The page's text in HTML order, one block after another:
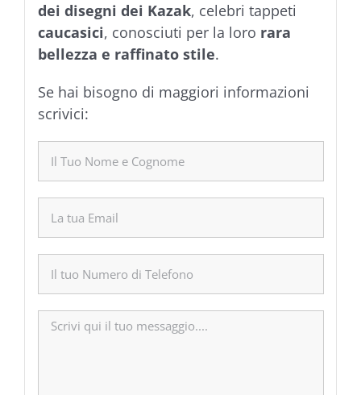
dei disegni dei Kazak, celebri tappeti
caucasici, conosciuti per la loro rara
bellezza e raffinato stile.
Se hai bisogno di maggiori informazioni
scrivici: